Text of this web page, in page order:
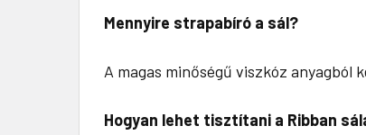
Mennyire strapabíró a sál?
A magas minőségű viszkóz
Hogyan lehet tisztítani a Ribban